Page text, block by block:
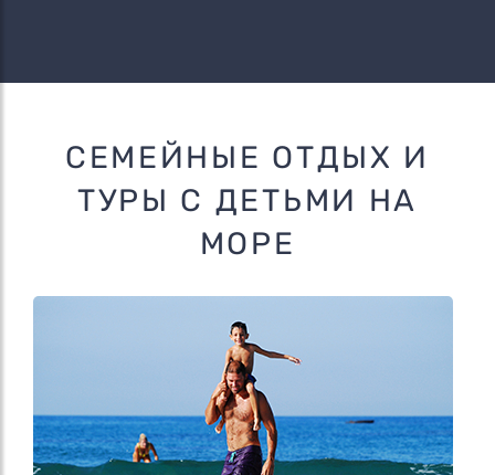
СЕМЕЙНЫЕ ОТДЫХ И
ТУРЫ С ДЕТЬМИ НА
МОРЕ